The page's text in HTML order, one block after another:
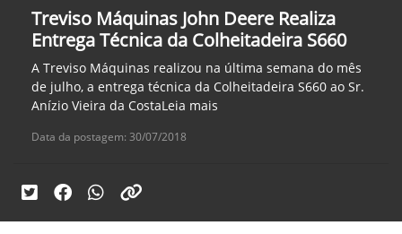
Treviso Máquinas John Deere Realiza
Entrega Técnica da Colheitadeira S660
A Treviso Máquinas realizou na última semana do mês
de julho, a entrega técnica da Colheitadeira S660 ao Sr.
Anízio Vieira da CostaLeia mais
Data da postagem: 30/07/2018